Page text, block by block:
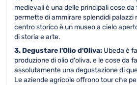
medievali è una delle principali cose
permette di ammirare splendidi palazzi
centro storico è un museo a cielo
di storia e arte.
3. Degustare l'Olio d'Oliva: Ubeda è
produzione di olio d'oliva, e le cose da
assolutamente una degustazione di
Le aziende agricole offrono tour che